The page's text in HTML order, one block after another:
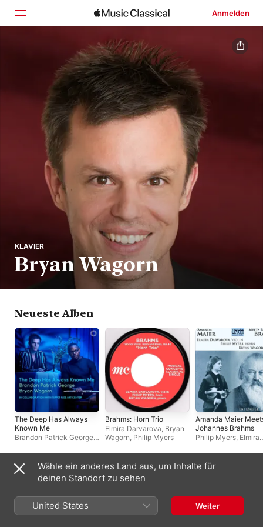
Anmelden
Startseite
Entdecken
Suchen
KLAVIER
Bryan Wagorn
Neueste Alben
The Deep Has Always
Known Me
Brandon Patrick George,
Brahms: Horn Trio
Elmira Darvarova, Bryan
Wagorn, Philip Myers
Amanda Maier
Johannes Brahms
Philip Myers, Elmira
Auftritte oft mit
Wähle ein anderes Land aus, um Inhalte für
deinen Standort zu sehen
United States Weiter